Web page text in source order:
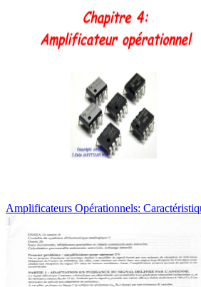
Amplificateurs Opérationnels: